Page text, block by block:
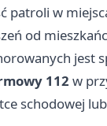
w
od
jest
112 w
schodowej